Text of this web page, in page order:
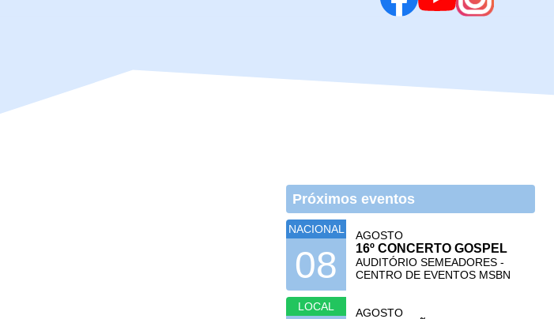
Próximos eventos
NACIONAL
08
AGOSTO
16º CONCERTO GOSPEL
AUDITÓRIO SEMEADORES -
CENTRO DE EVENTOS MSBN
LOCAL AGOSTO